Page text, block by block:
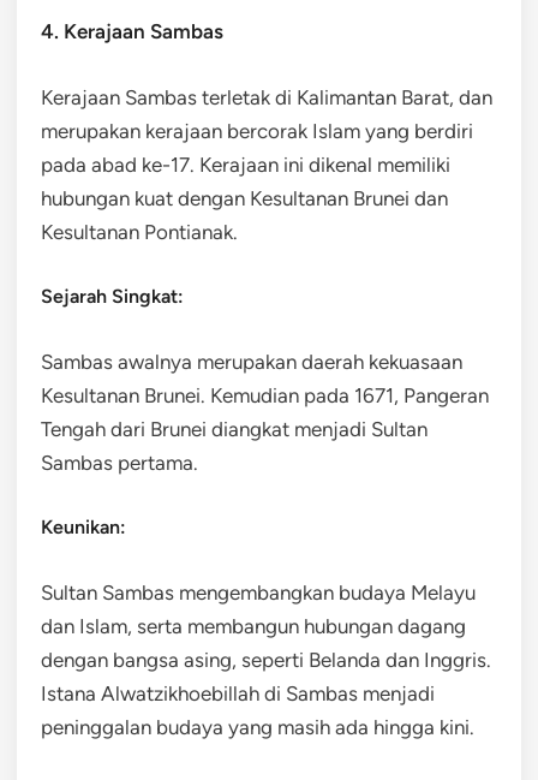
4. Kerajaan Sambas
Kerajaan Sambas terletak di Kalimantan Barat, dan
merupakan kerajaan bercorak Islam yang berdiri
pada abad ke-17. Kerajaan ini dikenal memiliki
hubungan kuat dengan Kesultanan Brunei dan
Kesultanan Pontianak.
Sejarah Singkat:
Sambas awalnya merupakan daerah kekuasaan
Kesultanan Brunei. Kemudian pada 1671, Pangeran
Tengah dari Brunei diangkat menjadi Sultan
Sambas pertama.
Keunikan:
Sultan Sambas mengembangkan budaya Melayu
dan Islam, serta membangun hubungan dagang
dengan bangsa asing, seperti Belanda dan Inggris.
Istana Alwatzikhoebillah di Sambas menjadi
peninggalan budaya yang masih ada hingga kini.